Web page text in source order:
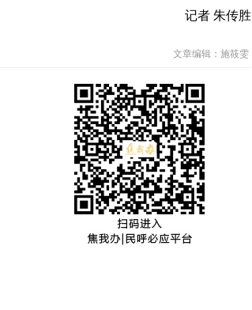
记者 朱传胜
文章编辑：施筱雯